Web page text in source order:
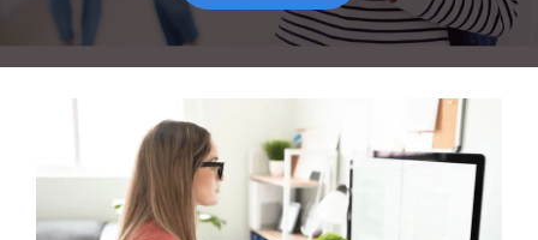
NOVOSTI
KONTAKT